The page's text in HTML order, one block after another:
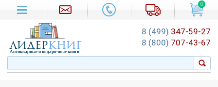
0
лидеркниг
Антикварные и подарочные книги
8 (499) 347-59-27
8 (800) 707-43-67